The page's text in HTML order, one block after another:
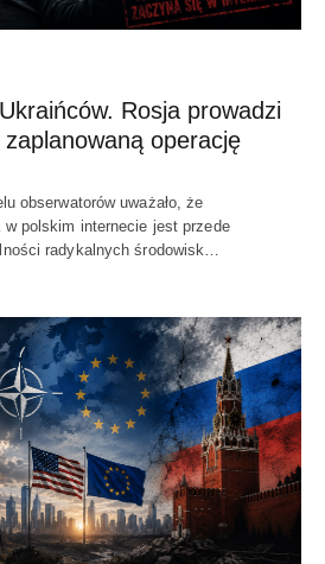
Rosja prowadzi
operację
obserwatorów uważało, że
polskim internecie jest przede
radykalnych środowisk…